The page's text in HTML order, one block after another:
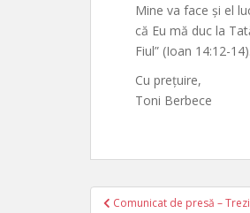
Mine va face și el
că Eu mă duc la
Fiul” (Ioan 14:12-
Cu prețuire,
Toni Berbece
PostComunicat de presă –